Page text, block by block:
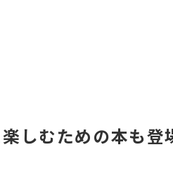
しむための本も登